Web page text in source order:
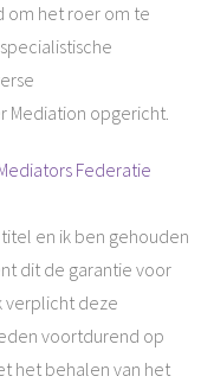
om het roer om te
Mediation opgericht.
Federatie
en ik ben gehouden
dit de garantie voor
verplicht deze
voortdurend op
het behalen van het